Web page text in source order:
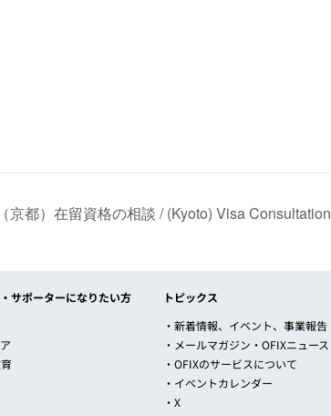
（京都）在留資格の相談 / (Kyoto) Visa Consultation
サポーターになりたい方
トピックス
・新着情報、イベント、事業報告
・メールマガジン・OFIXニュース
・OFIXのサービスについて
・イベントカレンダー
・X